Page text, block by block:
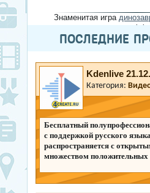
Знаменитая игра
доступна не только
ПОСЛЕДНИЕ
Kdenlive
Категория:
Бесплатный
с поддержкой русского
распространяется с
множеством положительных